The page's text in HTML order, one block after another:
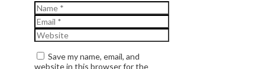
Name
Email
Website
Save my name, email, and
website in this browser for the